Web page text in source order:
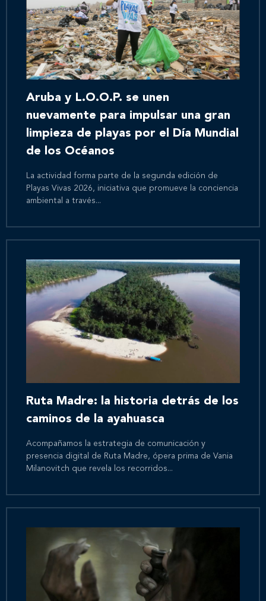
Aruba y L.O.O.P. se unen
nuevamente para impulsar una gran
limpieza de playas por el Día Mundial
de los Océanos
La actividad forma parte de la segunda edición de
Playas Vivas 2026, iniciativa que promueve la conciencia
ambiental a través...
Ruta Madre: la historia detrás de los
caminos de la ayahuasca
Acompañamos la estrategia de comunicación y
presencia digital de Ruta Madre, ópera prima de Vania
Milanovitch que revela los recorridos...